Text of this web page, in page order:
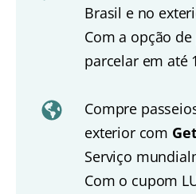
Brasil e no
Com a opção
parcelar em até
Compre
exterior com
Serviço
Com o cupom